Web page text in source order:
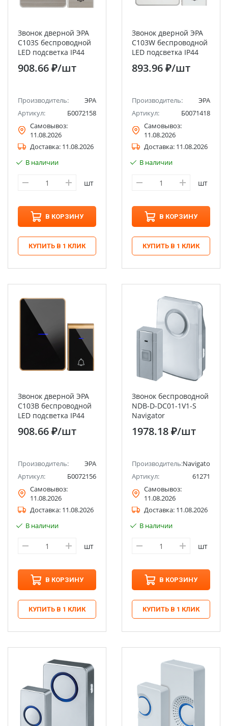
Звонок дверной ЭРА
C103S беспроводной
LED подсветка IP44
150 м серебряный 38
мелодий
908.66 ₽/шт
Производитель:
ЭРА
Артикул:
Б0072158
Самовывоз:
11.08.2026
Доставка: 11.08.2026
В наличии
шт
В КОРЗИНУ
КУПИТЬ В 1 КЛИК
Звонок дверной ЭРА
C103W беспроводной
LED подсветка IP44
150 м белый 38
мелодий
893.96 ₽/шт
Производитель:
ЭРА
Артикул:
Б0071418
Самовывоз:
11.08.2026
Доставка: 11.08.2026
В наличии
шт
В КОРЗИНУ
КУПИТЬ В 1 КЛИК
Звонок дверной ЭРА
C103B беспроводной
LED подсветка IP44
150 м чёрный 38
мелодий
908.66 ₽/шт
Производитель:
ЭРА
Артикул:
Б0072156
Самовывоз:
11.08.2026
Доставка: 11.08.2026
В наличии
шт
В КОРЗИНУ
КУПИТЬ В 1 КЛИК
Звонок беспроводной
NDB-D-DC01-1V1-S
Navigator
1978.18 ₽/шт
Производитель:Navigator
Артикул:
61271
Самовывоз:
11.08.2026
Доставка: 11.08.2026
В наличии
шт
В КОРЗИНУ
КУПИТЬ В 1 КЛИК